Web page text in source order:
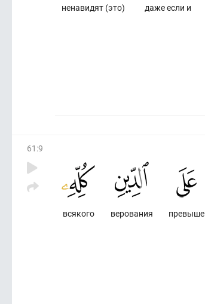
даже если и
ненавидят (это)
61 :9
превыше
верования
всякого